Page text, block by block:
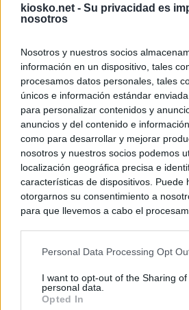
kiosko.net - Su privacidad es
nosotros
Nosotros y nuestros socios
información en un dispositivo, tales
procesamos datos personales, tales
únicos e información estándar
para personalizar contenidos y
anuncios y del contenido e
como para desarrollar y mejorar
nosotros y nuestros socios podemos
localización geográfica precisa e
características de dispositivos. Puede
otorgarnos su consentimiento a
para que llevemos a cabo el
negar su consentimiento. Tenga en
de su consentimiento, pero usted
rechazar tal procesamiento. Sus
Personal Data Processing Opt
I want to opt-out of the Sharing of
personal data.
Opted In